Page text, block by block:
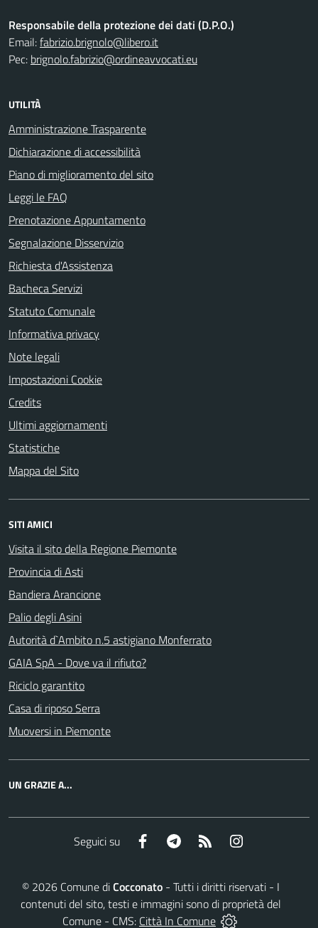
Responsabile della protezione dei dati (D.P.O.)
Email:fabrizio.brignolo@libero.it
Pec: brignolo.fabrizio@ordineavvocati.eu
UTILITÀ
Amministrazione Trasparente
Dichiarazione di accessibilità
Piano di miglioramento del sito
Leggi le FAQ
Prenotazione Appuntamento
Segnalazione Disservizio
Richiesta d'Assistenza
Bacheca Servizi
Statuto Comunale
Informativa privacy
Note legali
Impostazioni Cookie
Credits
Ultimi aggiornamenti
Statistiche
Mappa del Sito
SITI AMICI
Visita il sito della Regione Piemonte
Provincia di Asti
Bandiera Arancione
Palio degli Asini
Autorità d`Ambito n.5 astigiano Monferrato
GAIA SpA - Dove va il rifiuto?
Riciclo garantito
Casa di riposo Serra
Muoversi in Piemonte
UN GRAZIE A...
Seguici su Facebook Telegram RSS
© 2026Comune diCocconato- Tutti i diritti riservati - I
contenuti del sito, testi e immagini sono di proprietà del
Comune - CMS: Città In Comune